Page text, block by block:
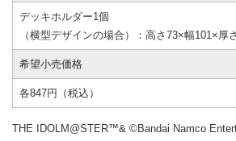
デッキホルダー1個
（横型デザインの場合）：高さ73×幅101×厚
希望小売価格
各847円（税込）
THE IDOLM@STER™& ©Bandai Namco